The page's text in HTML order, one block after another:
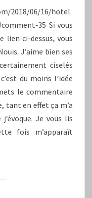
2018/06/16/hotel
35 Si vous
lien ci-dessus, vous
J’aime bien ses
ciselés
du moins l’idée
le commentaire
tant en effet ça m’a
Je vous lis
fois m’apparaît
LIRE LA SUITE